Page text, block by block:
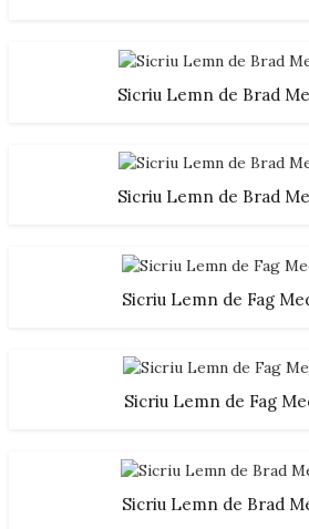
Sicriu Lemn de Brad
Sicriu Lemn de Brad
Sicriu Lemn de Fag
Sicriu Lemn de Fag
Sicriu Lemn de Brad